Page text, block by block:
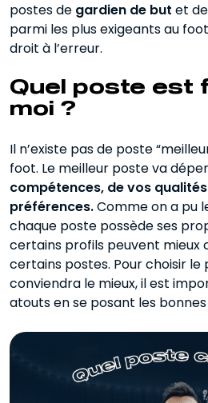
postes de gardien de but et de
parmi les plus exigeants au
droit à l’erreur.
Quel poste est
moi ?
Il n’existe pas de poste
foot. Le meilleur poste va
compétences, de vos
préférences.Comme on a pu
chaque poste possède ses
certains profils peuvent mieux
certains postes. Pour choisir le
conviendra le mieux, il est
atouts en se posant les